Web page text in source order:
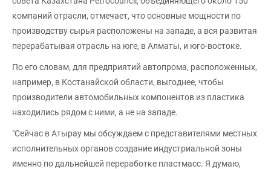
компаний отрасли, отмечает, что основные мощности по
производству сырья расположены на западе, а вся развитая
перерабатывая отрасль на юге, в Алматы, и юго-востоке.
По его словам, для предприятий автопрома, расположенных,
например, в Костанайской области, выгоднее, чтобы
производители автомобильных компонентов из пластика
находились рядом с ними, а не на западе.
"Сейчас в Атырау мы обсуждаем с представителями местных
исполнительных органов создание индустриальной зоны
именно по дальнейшей переработке пластмасс. Я думаю,